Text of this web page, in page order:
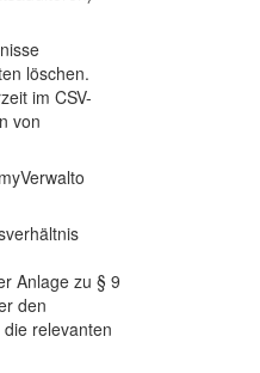
löschen.
im CSV-
von
Anlage zu § 9
den
relevanten